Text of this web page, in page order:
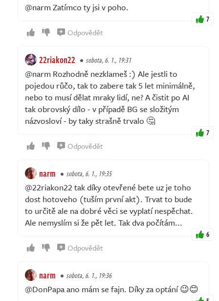
@narm Zatímco ty jsi v poho.
7
Odpovědět
22riakon22 sobota, 6. 1., 19:31
@narm Rozhodně nezklameš :) Ale jestli to
pojedou růčo, tak to zabere tak 5 let minimálně,
nebo to musí dělat mraky lidí, ne? A čistit po AI
tak obrovský dílo - v případě BG se složitým
názvosloví - by taky strašně trvalo 🤔
7
Odpovědět
narm sobota, 6. 1., 19:35
@22riakon22 tak díky otevřené bete uz je toho
dost hotoveho (tuším první akt). Trvat to bude
to určitě ale na dobré věci se vyplatí nespěchat.
Ale nemyslím si že pět let. Tak dva počítám...
6
Odpovědět
narm sobota, 6. 1., 19:36
@DonPapa ano mám se fajn. Díky za optání 😉😊